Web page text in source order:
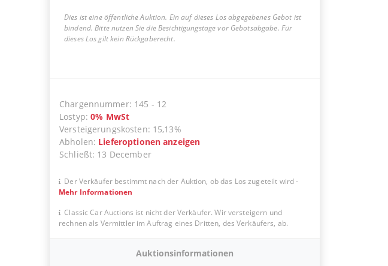
Dies ist eine öffentliche Auktion. Ein auf dieses Los abgegebenes Gebot ist
bindend. Bitte nutzen Sie die Besichtigungstage vor Gebotsabgabe. Für
dieses Los gilt kein Rückgaberecht.
Chargennummer: 145 - 12
Lostyp:0% MwSt
Versteigerungskosten: 15,13%
Abholen: Lieferoptionen anzeigen
Schließt: 13 December
Der Verkäufer bestimmt nach der Auktion, ob das Los zugeteilt wird-
Mehr Informationen
Classic Car Auctions ist nicht der Verkäufer. Wir versteigern und
rechnen als Vermittler im Auftrag eines Dritten, des Verkäufers, ab.
Auktionsinformationen